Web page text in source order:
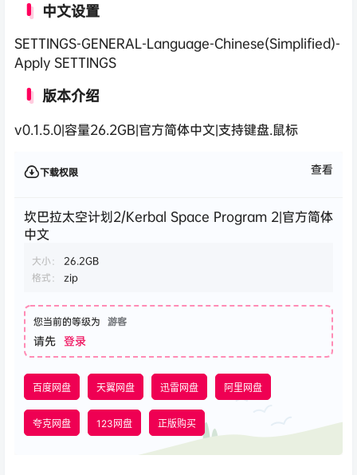
中文设置
SETTINGS-GENERAL-Language-Chinese(Simplified)-
Apply SETTINGS
版本介绍
v0.1.5.0|容量26.2GB|官方简体中文|支持键盘.鼠标
下载权限 查看
坎巴拉太空计划2/Kerbal Space Program 2|官方简体
中文
大小：
26.2GB
格式：
zip
您当前的等级为 游客
请先 登录
百度网盘 天翼网盘 迅雷网盘 阿里网盘
夸克网盘 123网盘 正版购买